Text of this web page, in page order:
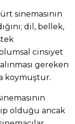
sinemasının
dil, bellek,
cinsiyet
gereken
koymuştur.
olduğu ancak